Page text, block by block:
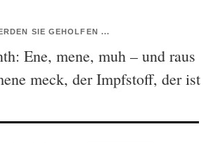
SIE GEHOLFEN ...
Ene, mene, muh – und raus
meck, der Impfstoff, der ist